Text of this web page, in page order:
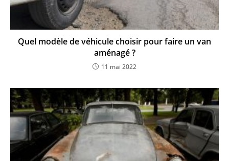
Quel modèle de véhicule choisir pour faire un van
aménagé ?
11 mai 2022